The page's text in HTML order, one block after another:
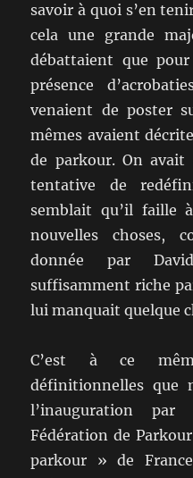
savoir à quoi s’en
cela une grande
débattaient que
présence
venaient de poster
mêmes avaient
de parkour. On
tentative de
semblait qu’il faille
nouvelles choses,
donnée par
suffisamment riche
lui manquait quelque
C’est à ce
définitionnelles que
l’inauguration
Fédération de
parkour » de